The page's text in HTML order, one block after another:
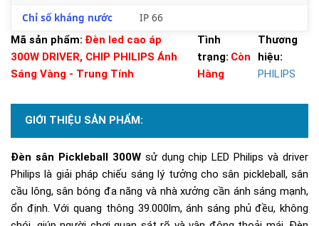
Chỉ số kháng nước
IP 66
Mã sản phẩm: Đèn led cao áp
300W DRIVER, CHIP PHILIPS Ánh
Sáng Vàng - Trung Tính
Tình
trạng: Còn
Hàng
Thương
hiệu:
PHILIPS
GIỚI THIỆU SẢN PHẨM:
Đèn sân Pickleball 300Wsử dụng chip LED Philips và driver
Philips là giải pháp chiếu sáng lý tưởng cho sân pickleball, sân
cầu lông, sân bóng đa năng và nhà xưởng cần ánh sáng mạnh,
ổn định. Với quang thông 39.000lm, ánh sáng phủ đều, không